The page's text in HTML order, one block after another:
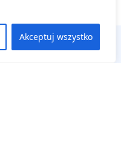
Akceptuj wszystko